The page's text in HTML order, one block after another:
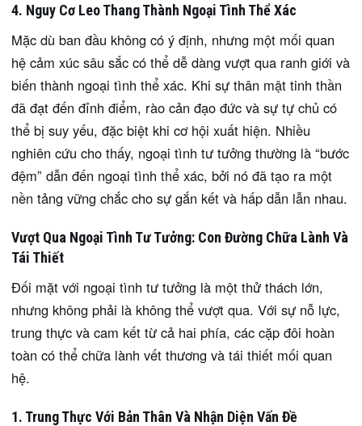
4. Nguy Cơ Leo Thang Thành Ngoại Tình Thể Xác
Mặc dù ban đầu không có ý định, nhưng một mối quan
hệ cảm xúc sâu sắc có thể dễ dàng vượt qua ranh giới và
biến thành ngoại tình thể xác. Khi sự thân mật tinh thần
đã đạt đến đỉnh điểm, rào cản đạo đức và sự tự chủ có
thể bị suy yếu, đặc biệt khi cơ hội xuất hiện. Nhiều
nghiên cứu cho thấy, ngoại tình tư tưởng thường là “bước
đệm” dẫn đến ngoại tình thể xác, bởi nó đã tạo ra một
nền tảng vững chắc cho sự gắn kết và hấp dẫn lẫn nhau.
Vượt Qua Ngoại Tình Tư Tưởng: Con Đường Chữa Lành Và
Tái Thiết
Đối mặt với ngoại tình tư tưởng là một thử thách lớn,
nhưng không phải là không thể vượt qua. Với sự nỗ lực,
trung thực và cam kết từ cả hai phía, các cặp đôi hoàn
toàn có thể chữa lành vết thương và tái thiết mối quan
hệ.
1. Trung Thực Với Bản Thân Và Nhận Diện Vấn Đề